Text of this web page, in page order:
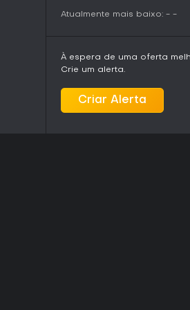
ideal para jogadores solo em busca de
Atualmente mais baixo: - -
À espera de uma oferta
Crie um alerta.
Criar Alerta